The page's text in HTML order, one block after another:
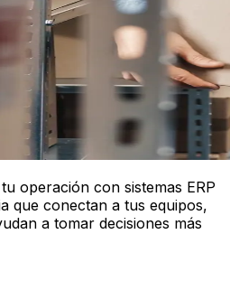
operación con sistemas ERP
que conectan a tus equipos,
a tomar decisiones más